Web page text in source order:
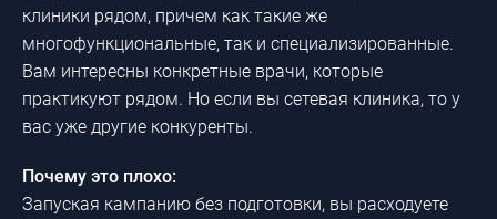
клиники рядом, причем как такие же
многофункциональные, так и специализированные.
Вам интересны конкретные врачи, которые
практикуют рядом. Но если вы сетевая клиника, то у
вас уже другие конкуренты.
Почему это плохо:
Запуская кампанию без подготовки, вы расходуете